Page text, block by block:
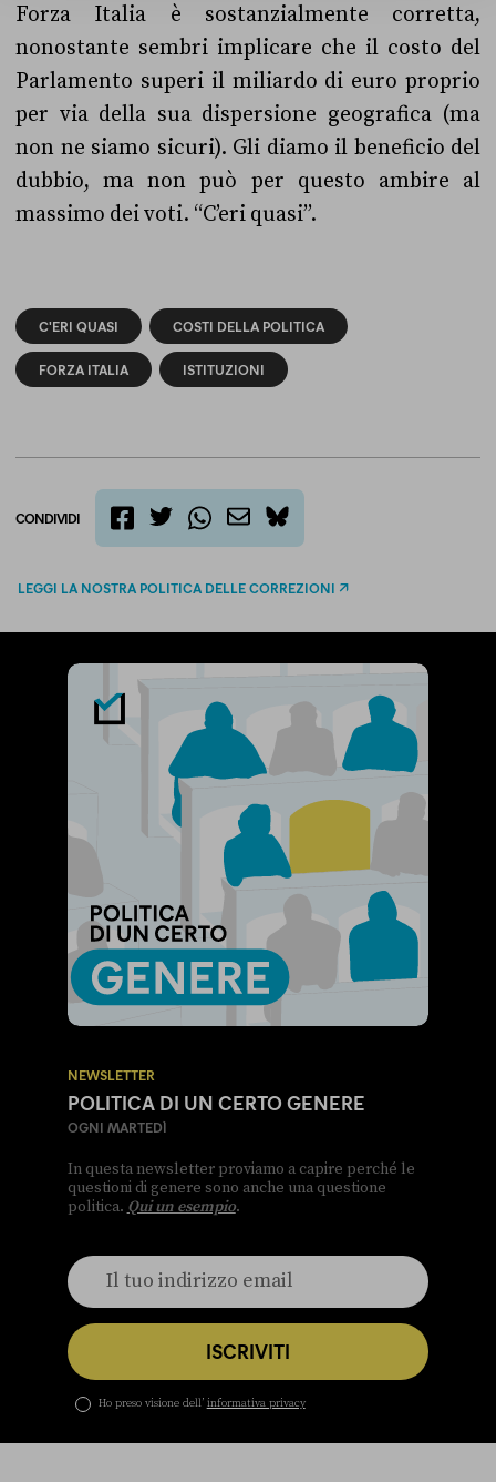
Forza Italia è sostanzialmente corretta,
nonostante sembri implicare che il costo del
Parlamento superi il miliardo di euro proprio
per via della sua dispersione geografica (ma
non ne siamo sicuri). Gli diamo il beneficio del
dubbio, ma non può per questo ambire al
massimo dei voti. “C’eri quasi”.
C'ERI QUASI COSTI DELLA POLITICA
FORZA ITALIA ISTITUZIONI
CONDIVIDI
bluesky
LEGGI LA NOSTRA POLITICA DELLE CORREZIONI
NEWSLETTER
POLITICA DI UN CERTO GENERE
OGNI MARTEDÌ
In questa newsletter proviamo a capire perché le
questioni di genere sono anche una questione
politica. Qui un esempio.
ISCRIVITI
Ho preso visione dell’ informativa privacy